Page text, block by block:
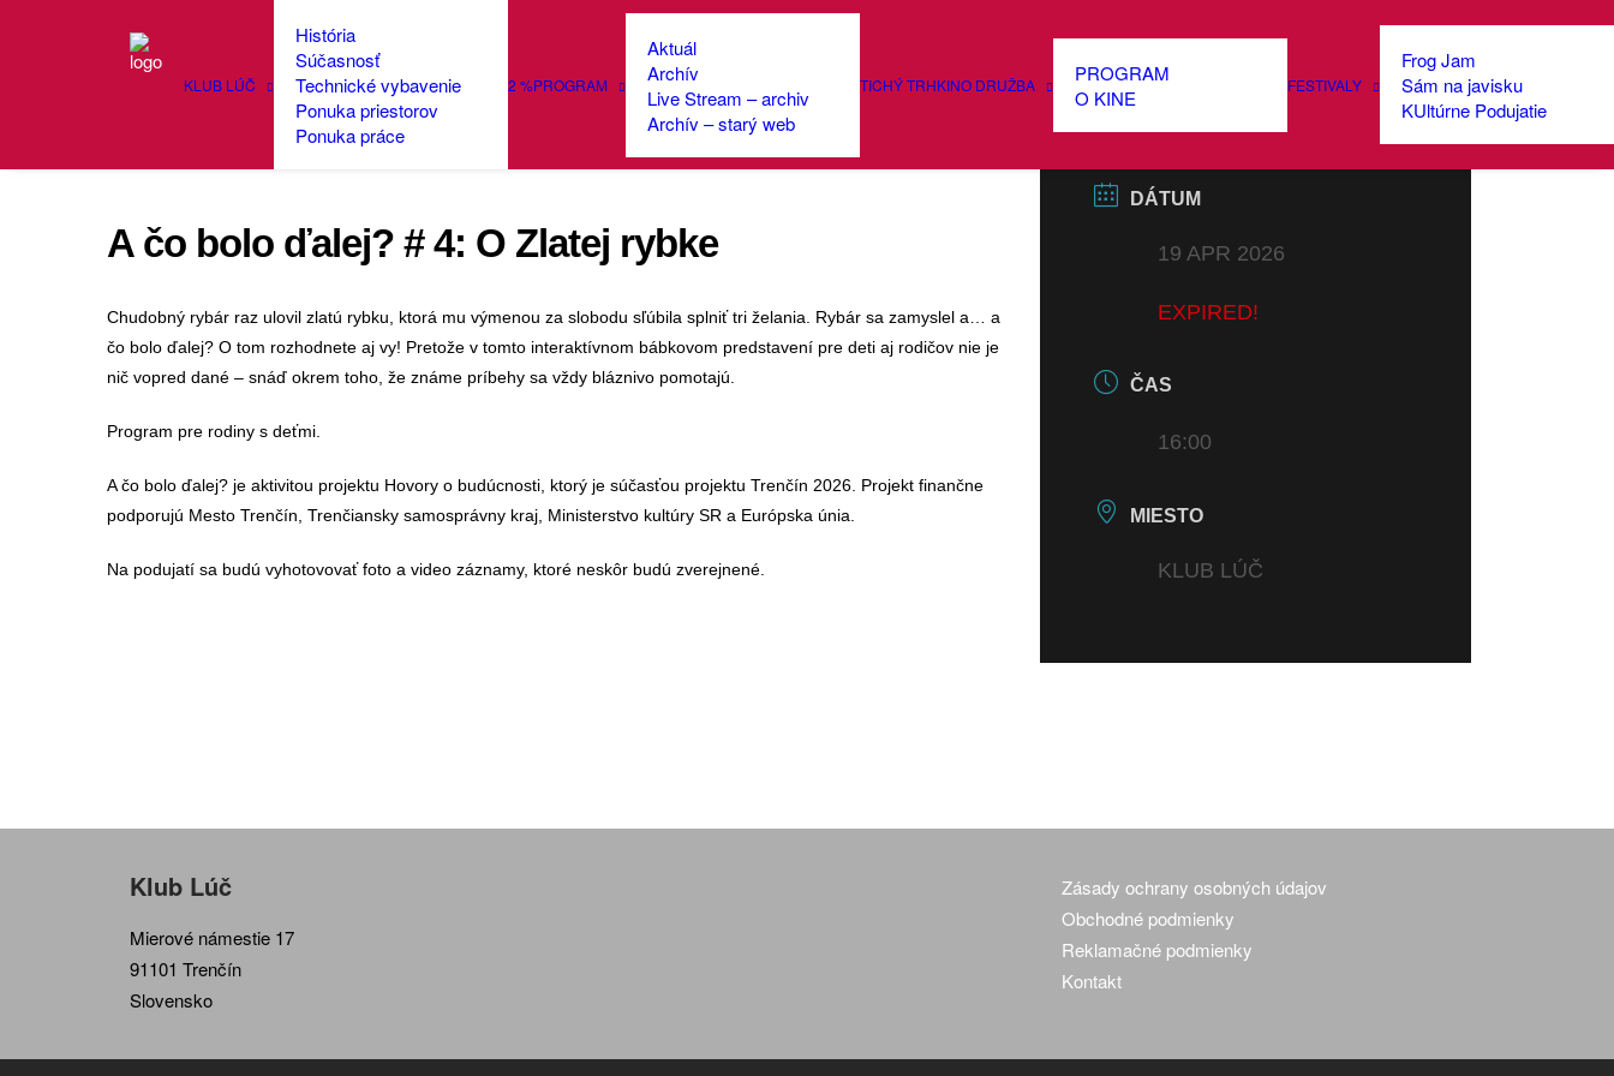
KLUB LÚČ
História
Súčasnosť
Technické vybavenie
Ponuka priestorov
Ponuka práce
2 %PROGRAM
Aktuál
Archív
Live Stream – archiv
Archív – starý web
TICHÝ TRHKINO DRUŽBA
PROGRAM
O KINE
FESTIVALY
Frog Jam
Sám na javisku
KUltúrne Podujatie
A čo bolo ďalej? # 4: O Zlatej rybke
Chudobný rybár raz ulovil zlatú rybku, ktorá mu výmenou za slobodu sľúbila splniť tri želania. Rybár sa zamyslel a… a
čo bolo ďalej? O tom rozhodnete aj vy! Pretože v tomto interaktívnom bábkovom predstavení pre deti aj rodičov nie je
nič vopred dané – snáď okrem toho, že známe príbehy sa vždy bláznivo pomotajú.
Program pre rodiny s deťmi.
A čo bolo ďalej? je aktivitou projektu Hovory o budúcnosti, ktorý je súčasťou projektu Trenčín 2026. Projekt finančne
podporujú Mesto Trenčín, Trenčiansky samosprávny kraj, Ministerstvo kultúry SR a Európska únia.
Na podujatí sa budú vyhotovovať foto a video záznamy, ktoré neskôr budú zverejnené.
DÁTUM
19 APR 2026
EXPIRED!
ČAS
16:00
MIESTO
KLUB LÚČ
Klub Lúč
Mierové námestie 17
91101 Trenčín
Slovensko
Zásady ochrany osobných údajov
Obchodné podmienky
Reklamačné podmienky
Kontakt